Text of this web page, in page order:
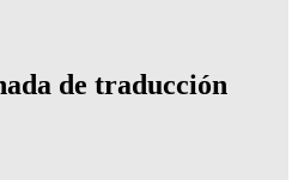
de traducción